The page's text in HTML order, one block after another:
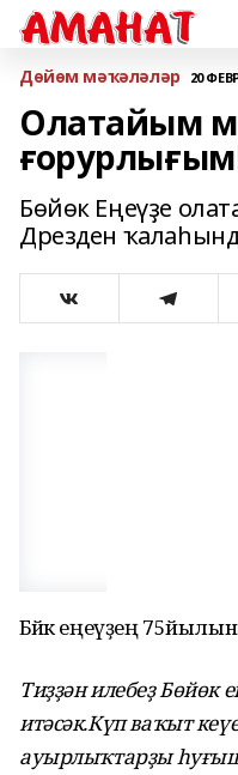
Дөйөм мәҡәләләр 20
Олатайым
Бөйөк Еңеүҙе
Дрезден
Бөйөк еңеүҙең
Тиҙҙән илебеҙ
итәсәк.Күп ваҡыт
ауырлыҡтарҙы